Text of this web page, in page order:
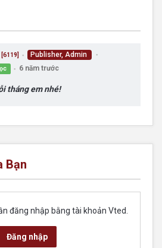
[6119] ● Publisher, Admin ●
● 6 năm trước
tháng em nhé!
Bạn
đăng nhập bằng tài khoản Vted.
Đăng nhập